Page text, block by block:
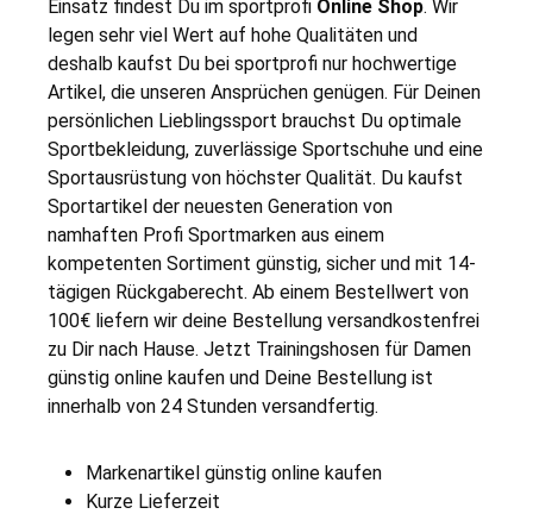
Einsatz findest Du im sportprofi Online Shop. Wir
legen sehr viel Wert auf hohe Qualitäten und
deshalb kaufst Du bei sportprofi nur hochwertige
Artikel, die unseren Ansprüchen genügen. Für Deinen
persönlichen Lieblingssport brauchst Du optimale
Sportbekleidung, zuverlässige Sportschuhe und eine
Sportausrüstung von höchster Qualität. Du kaufst
Sportartikel der neuesten Generation von
namhaften Profi Sportmarken aus einem
kompetenten Sortiment günstig, sicher und mit 14-
tägigen Rückgaberecht. Ab einem Bestellwert von
100€ liefern wir deine Bestellung versandkostenfrei
zu Dir nach Hause. Jetzt Trainingshosen für Damen
günstig online kaufen und Deine Bestellung ist
innerhalb von 24 Stunden versandfertig.
Markenartikel günstig online kaufen
Kurze Lieferzeit